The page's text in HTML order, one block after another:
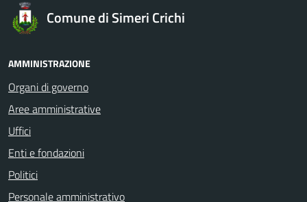
Comune di Simeri Crichi
AMMINISTRAZIONE
Organi di governo
Aree amministrative
Uffici
Enti e fondazioni
Politici
Personale amministrativo